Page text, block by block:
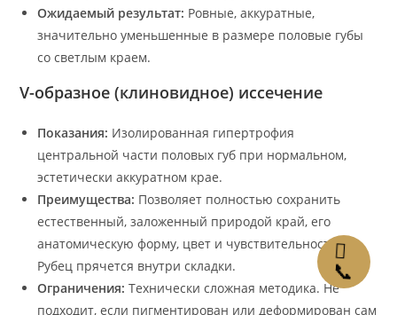
Ожидаемый результат: Ровные, аккуратные,
значительно уменьшенные в размере половые губы
со светлым краем.
V-образное (клиновидное) иссечение
Показания: Изолированная гипертрофия
центральной части половых губ при нормальном,
эстетически аккуратном крае.
Преимущества: Позволяет полностью сохранить
естественный, заложенный природой край, его
анатомическую форму, цвет и чувствительность.
Рубец прячется внутри складки.
Ограничения: Технически сложная методика. Не
подходит, если пигментирован или деформирован сам
📞